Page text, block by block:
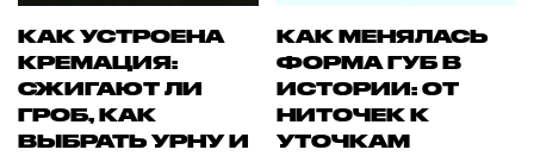
КАК УСТРОЕНА
КРЕМАЦИЯ:
СЖИГАЮТ ЛИ
ГРОБ, КАК
ВЫБРАТЬ УРНУ И
КАК МЕНЯЛАСЬ
ФОРМА ГУБ В
ИСТОРИИ: ОТ
НИТОЧЕК К
УТОЧКАМ